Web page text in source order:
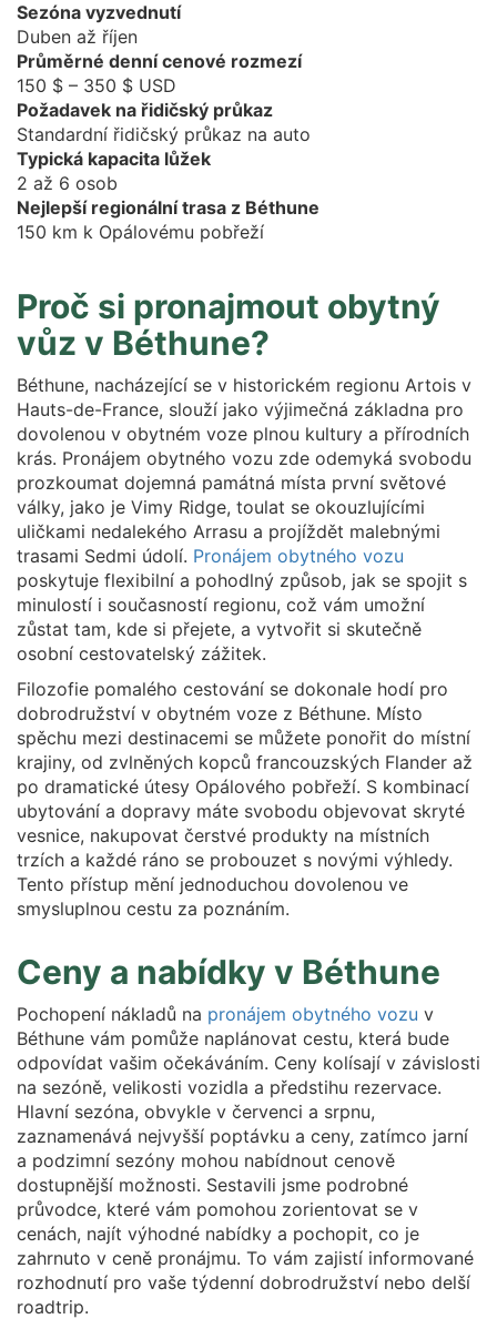
Sezóna vyzvednutí
Duben až říjen
Průměrné denní cenové rozmezí
150 $ – 350 $ USD
Požadavek na řidičský průkaz
Standardní řidičský průkaz na auto
Typická kapacita lůžek
2 až 6 osob
Nejlepší regionální trasa z Béthune
150 km k Opálovému pobřeží
Proč si pronajmout obytný
vůz v Béthune?
Béthune, nacházející se v historickém regionu Artois v
Hauts-de-France, slouží jako výjimečná základna pro
dovolenou v obytném voze plnou kultury a přírodních
krás. Pronájem obytného vozu zde odemyká svobodu
prozkoumat dojemná památná místa první světové
války, jako je Vimy Ridge, toulat se okouzlujícími
uličkami nedalekého Arrasu a projíždět malebnými
trasami Sedmi údolí. Pronájem obytného vozu
poskytuje flexibilní a pohodlný způsob, jak se spojit s
minulostí i současností regionu, což vám umožní
zůstat tam, kde si přejete, a vytvořit si skutečně
osobní cestovatelský zážitek.
Filozofie pomalého cestování se dokonale hodí pro
dobrodružství v obytném voze z Béthune. Místo
spěchu mezi destinacemi se můžete ponořit do místní
krajiny, od zvlněných kopců francouzských Flander až
po dramatické útesy Opálového pobřeží. S kombinací
ubytování a dopravy máte svobodu objevovat skryté
vesnice, nakupovat čerstvé produkty na místních
trzích a každé ráno se probouzet s novými výhledy.
Tento přístup mění jednoduchou dovolenou ve
smysluplnou cestu za poznáním.
Ceny a nabídky v Béthune
Pochopení nákladů na pronájem obytného vozu v
Béthune vám pomůže naplánovat cestu, která bude
odpovídat vašim očekáváním. Ceny kolísají v závislosti
na sezóně, velikosti vozidla a předstihu rezervace.
Hlavní sezóna, obvykle v červenci a srpnu,
zaznamenává nejvyšší poptávku a ceny, zatímco jarní
a podzimní sezóny mohou nabídnout cenově
dostupnější možnosti. Sestavili jsme podrobné
průvodce, které vám pomohou zorientovat se v
cenách, najít výhodné nabídky a pochopit, co je
zahrnuto v ceně pronájmu. To vám zajistí informované
rozhodnutí pro vaše týdenní dobrodružství nebo delší
roadtrip.